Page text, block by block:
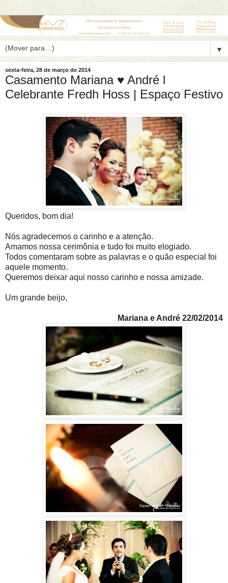
▼
sexta-feira, 28 de março de 2014
Casamento Mariana ♥ André l
Celebrante Fredh Hoss | Espaço Festivo
Queridos, bom dia!
Nós agradecemos o carinho e a atenção.
Amamos nossa cerimônia e tudo foi muito elogiado.
Todos comentaram sobre as palavras e o quão especial foi
aquele momento.
Queremos deixar aqui nosso carinho e nossa amizade.
Um grande beijo,
Mariana e André 22/02/2014